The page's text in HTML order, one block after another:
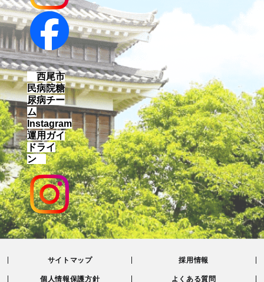
西尾市
民病院糖
尿病チー
ム
Instagram
運用ガイ
ドライ
ン
サイトマップ 採用情報
個人情報保護方針 よくある質問